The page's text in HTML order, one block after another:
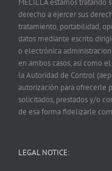
MELILLA estamos tratando
derecho a ejercer sus
tratamiento, portabilidad,
datos mediante escrito
o electrónica
en ambos casos, así como
la Autoridad de Control
autorización para ofrecerle
solicitados, prestados y/o
de esa forma fidelizarle
LEGAL NOTICE: